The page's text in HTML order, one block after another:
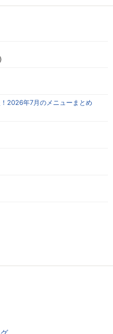
2026年7月のメニューまとめ